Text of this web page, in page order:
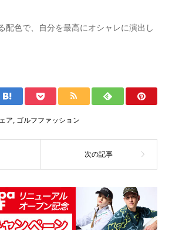
配色で、自分を最高にオシャレに演出し
ア, ゴルフファッション